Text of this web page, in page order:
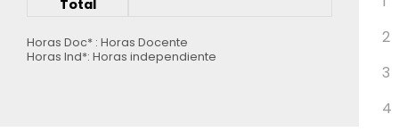
2
3
4
Total
Horas Doc* : Horas Docente
Horas Ind*: Horas independiente